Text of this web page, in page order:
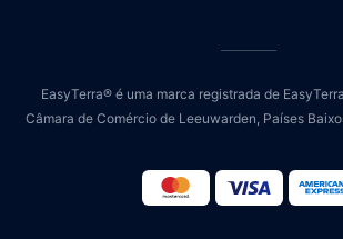
EasyTerra® é uma marca registrada de
Câmara de Comércio de Leeuwarden, Países